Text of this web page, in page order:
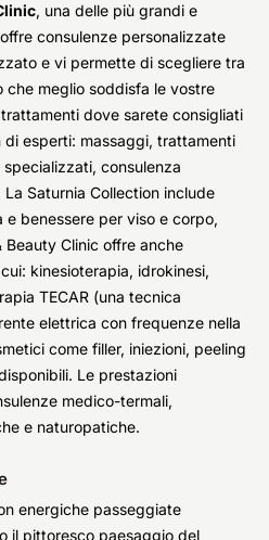
, una delle più grandi e
consulenze personalizzate
e vi permette di scegliere tra
che meglio soddisfa le vostre
dove sarete consigliati
esperti: massaggi, trattamenti
consulenza
Saturnia Collection include
benessere per viso e corpo,
Beauty Clinic offre anche
kinesioterapia, idrokinesi,
TECAR (una tecnica
elettrica con frequenze nella
come filler, iniezioni, peeling
Le prestazioni
medico-termali,
e naturopatiche.
energiche passeggiate
il pittoresco paesaggio del